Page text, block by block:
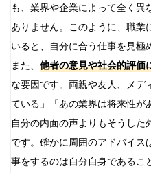
も、業界や企業によって全く異
ありません。このように、職業
いると、自分に合う仕事を見極
また、 他者の意見や社会的評価
な要因です。両親や友人、メデ
ている」「あの業界は将来性が
自分の内面の声よりもそうし
です。確かに周囲のアドバイ
事をするのは自分自身であるこ